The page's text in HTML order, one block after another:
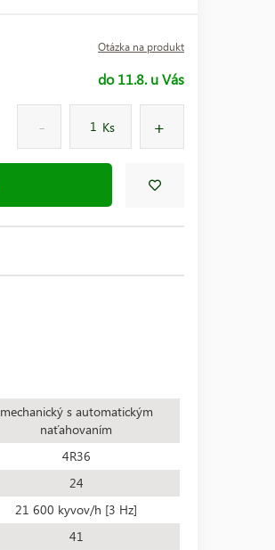
Otázka na produkt
do 11.8. u Vás
Ks
mechanický s automatickým
naťahovaním
4R36
24
21 600 kyvov/h [3 Hz]
41